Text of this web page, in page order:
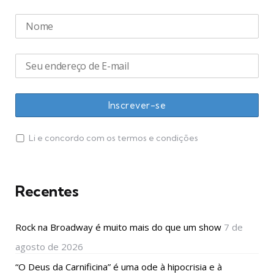
Li e concordo com os termos e condições
Recentes
Rock na Broadway é muito mais do que um show 7 de
agosto de 2026
“O Deus da Carnificina” é uma ode à hipocrisia e à